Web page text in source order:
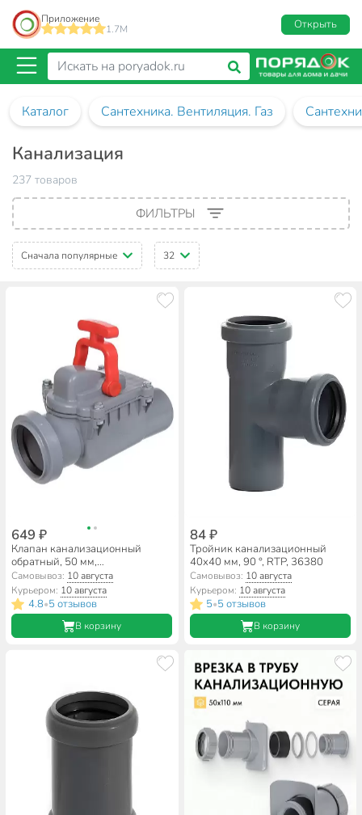
Приложение
1.7M
Открыть
Каталог Сантехника. Вентиляция. Газ
Канализация
237 товаров
ФИЛЬТРЫ
Сначала популярные 32
649 ₽
Клапан канализационный
обратный, 50 мм,
Мультимирпласт, ОБРКЛ ВК 50
Самовывоз: 10 августа
Курьером: 10 августа
4.8•5 отзывов
В корзину
84 ₽
Тройник канализационный
40х40 мм, 90 °, RTP, 36380
Самовывоз: 10 августа
Курьером: 10 августа
5•5 отзывов
В корзину